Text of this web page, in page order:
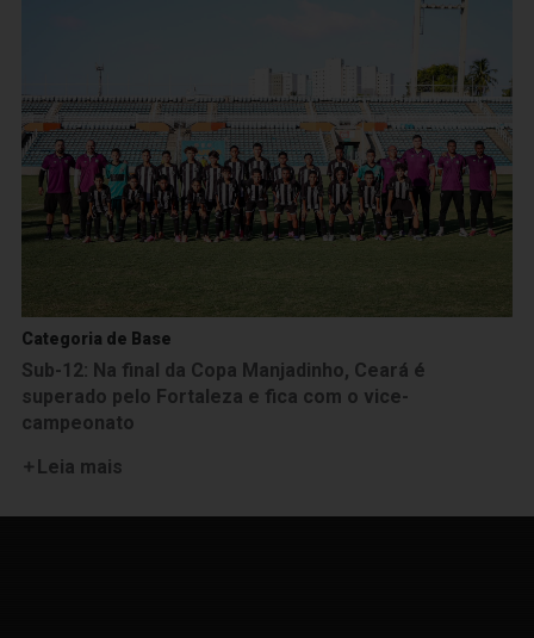
Categoria de Base
Sub-12: Na final da Copa Manjadinho, Ceará é
superado pelo Fortaleza e fica com o vice-
campeonato
Leia mais